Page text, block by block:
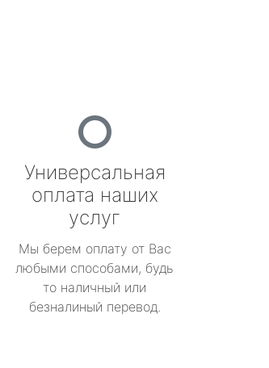
Универсальная
оплата наших
услуг
Мы берем оплату от Вас
любыми способами, будь
то наличный или
безналиный перевод.